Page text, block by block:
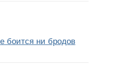
боится ни бродов